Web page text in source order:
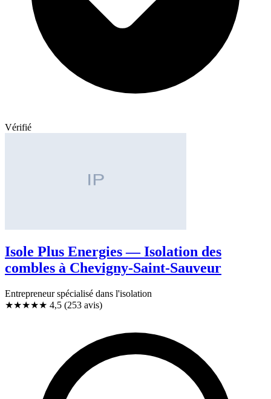
Vérifié
Isole Plus Energies — Isolation des
combles à Chevigny-Saint-Sauveur
Entrepreneur spécialisé dans l'isolation
★★★★★ 4,5 (253 avis)